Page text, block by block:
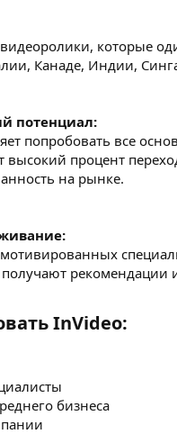
видеоролики, которые
Канаде, Индии,
потенциал:
попробовать все
высокий процент
на рынке.
получают
InVideo:​
бизнеса